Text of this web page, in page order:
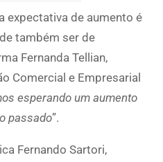
expectativa de aumento é
também ser de
Fernanda Tellian,
Comercial e Empresarial
esperando um aumento
passado”.
Fernando Sartori,